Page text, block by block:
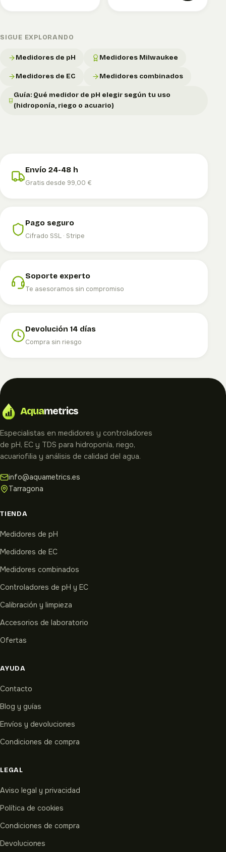
SIGUE EXPLORANDO
Medidores de pH Medidores Milwaukee
Medidores de EC Medidores combinados
Guía: Qué medidor de pH elegir según tu uso
(hidroponía, riego o acuario)
Envío 24-48 h
Gratis desde 99,00 €
Pago seguro
Cifrado SSL · Stripe
Soporte experto
Te asesoramos sin compromiso
Devolución 14 días
Compra sin riesgo
Aquametrics
Especialistas en medidores y controladores
de pH, EC y TDS para hidroponía, riego,
acuariofilia y análisis de calidad del agua.
info@aquametrics.es
Tarragona
TIENDA
Medidores de pH
Medidores de EC
Medidores combinados
Controladores de pH y EC
Calibración y limpieza
Accesorios de laboratorio
Ofertas
AYUDA
Contacto
Blog y guías
Envíos y devoluciones
Condiciones de compra
LEGAL
Aviso legal y privacidad
Política de cookies
Condiciones de compra
Devoluciones